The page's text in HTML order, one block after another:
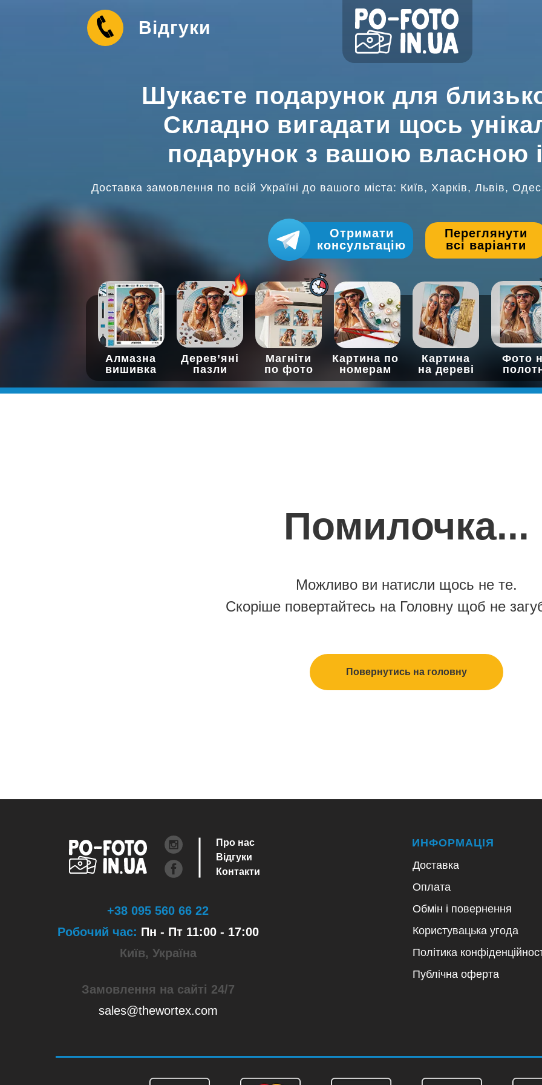
Переглянути
всі варіанти
Шукаєте подарунок для
Складно вигадати щось
подарунок з вашою власною
Відгуки
Доставка замовлення по всій Україні до вашого міста: Київ, Харків, Львів,
Алмазна
вишивка
Фото
Картина по
номерам
Дерев’яні
пазли
Картина
на дереві
Отримати
консультацію
Магніти
по фото
Помилочка...
Можливо ви натисли щось не те.
Скоріше повертайтесь на Головну щоб не
Повернутись на головну
ИНФОРМАЦІЯ
Доставка
Оплата
Обмін і повернення
Користувацька угода
Політика
Публічна оферта
+38 095 560 66 22
Робочий час: Пн - Пт 11:00 - 17:00
Київ, Україна
Замовлення на сайті 24/7
sales@thewortex.com
Про нас
Відгуки
Контакти